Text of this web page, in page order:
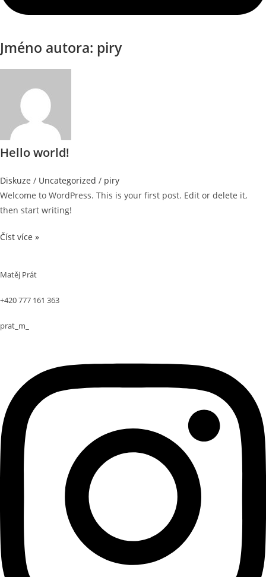
Jméno autora: piry
Hello world!
Diskuze / Uncategorized / piry
Welcome to WordPress. This is your first post. Edit or delete it,
then start writing!
Hello
Číst více »
Matěj Prát
+420 777 161 363
prat_m_